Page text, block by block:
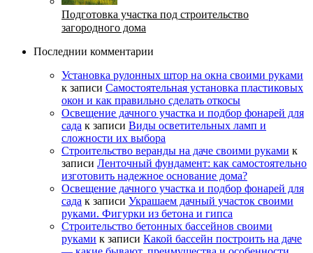
Подготовка участка под строительство
загородного дома
Последнии комментарии
Установка рулонных штор на окна своими руками
к записи Самостоятельная установка пластиковых
окон и как правильно сделать откосы
Освещение дачного участка и подбор фонарей для
сада к записи Виды осветительных ламп и
сложности их выбора
Строительство веранды на даче своими руками к
записи Ленточный фундамент: как самостоятельно
изготовить надежное основание дома?
Освещение дачного участка и подбор фонарей для
сада к записи Украшаем дачный участок своими
руками. Фигурки из бетона и гипса
Строительство бетонных бассейнов своими
руками к записи Какой бассейн построить на даче